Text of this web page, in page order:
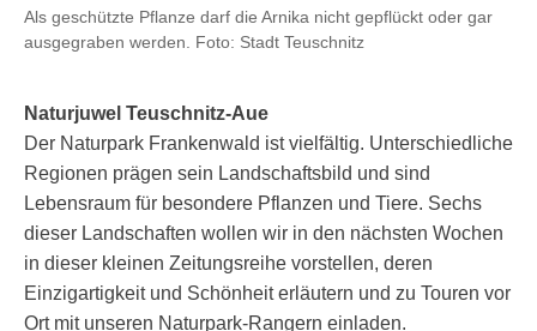
Als geschützte Pflanze darf die Arnika nicht gepflückt oder gar
ausgegraben werden. Foto: Stadt Teuschnitz
Naturjuwel Teuschnitz-Aue
Der Naturpark Frankenwald ist vielfältig. Unterschiedliche
Regionen prägen sein Landschaftsbild und sind
Lebensraum für besondere Pflanzen und Tiere. Sechs
dieser Landschaften wollen wir in den nächsten Wochen
in dieser kleinen Zeitungsreihe vorstellen, deren
Einzigartigkeit und Schönheit erläutern und zu Touren vor
Ort mit unseren Naturpark-Rangern einladen.